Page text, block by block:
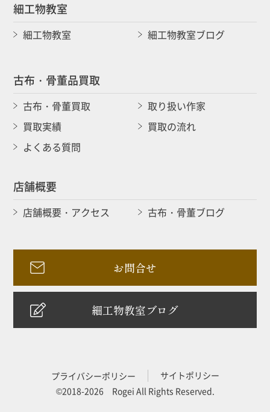
細工物教室
細工物教室 細工物教室ブログ
古布・骨董品買取
古布・骨董買取
取り扱い作家
買取実績
買取の流れ
よくある質問
店舗概要
店舗概要・アクセス 古布・骨董ブログ
お問合せ
細工物教室ブログ
プライバシーポリシー
サイトポリシー
©2018-2026 Rogei All Rights Reserved.